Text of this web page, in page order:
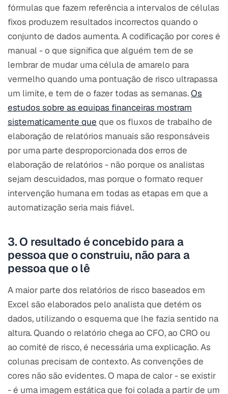
fórmulas que fazem referência a intervalos de células
fixos produzem resultados incorrectos quando o
conjunto de dados aumenta. A codificação por cores é
manual - o que significa que alguém tem de se
lembrar de mudar uma célula de amarelo para
vermelho quando uma pontuação de risco ultrapassa
um limite, e tem de o fazer todas as semanas.Os
estudos sobre as equipas financeiras mostram
sistematicamente que que os fluxos de trabalho de
elaboração de relatórios manuais são responsáveis
por uma parte desproporcionada dos erros de
elaboração de relatórios - não porque os analistas
sejam descuidados, mas porque o formato requer
intervenção humana em todas as etapas em que a
automatização seria mais fiável.
3. O resultado é concebido para a
pessoa que o construiu, não para a
pessoa que o lê
A maior parte dos relatórios de risco baseados em
Excel são elaborados pelo analista que detém os
dados, utilizando o esquema que lhe fazia sentido na
altura. Quando o relatório chega ao CFO, ao CRO ou
ao comité de risco, é necessária uma explicação. As
colunas precisam de contexto. As convenções de
cores não são evidentes. O mapa de calor - se existir
- é uma imagem estática que foi colada a partir de um